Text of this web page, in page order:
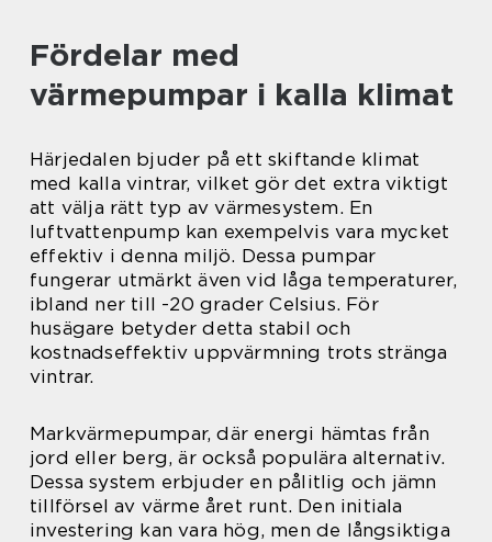
Fördelar med
värmepumpar i kalla klimat
Härjedalen bjuder på ett skiftande klimat
med kalla vintrar, vilket gör det extra viktigt
att välja rätt typ av värmesystem. En
luftvattenpump kan exempelvis vara mycket
effektiv i denna miljö. Dessa pumpar
fungerar utmärkt även vid låga temperaturer,
ibland ner till -20 grader Celsius. För
husägare betyder detta stabil och
kostnadseffektiv uppvärmning trots stränga
vintrar.
Markvärmepumpar, där energi hämtas från
jord eller berg, är också populära alternativ.
Dessa system erbjuder en pålitlig och jämn
tillförsel av värme året runt. Den initiala
investering kan vara hög, men de långsiktiga